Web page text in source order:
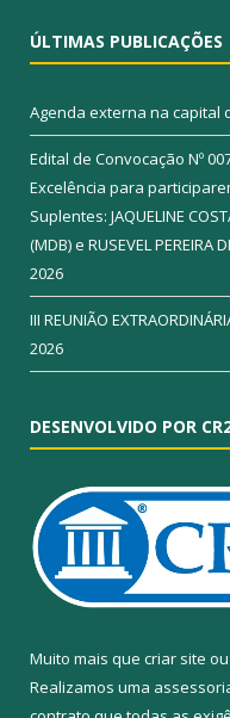
ÚLTIMAS PUBLICAÇÕES
Agenda externa na capital
Edital de Convocação Nº
Excelência para
Suplentes: JAQUELINE
(MDB) e RUSEVEL PEREIRA
2026
III REUNIÃO
2026
DESENVOLVIDO POR
Muito mais que criar site ou
Realizamos uma